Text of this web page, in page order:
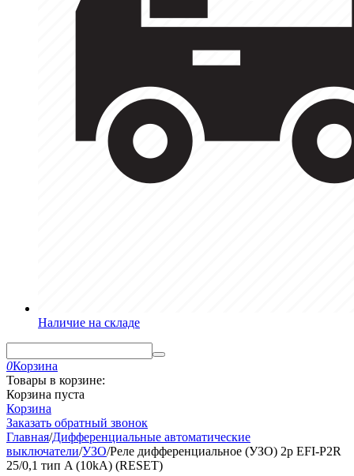
Наличие на складе
0Корзина
Товары в корзине:
Корзина пуста
Корзина
Заказать обратный звонок
Главная/Дифференциальные автоматические
выключатели/УЗО/Реле дифференциальное (УЗО) 2р EFI-P2R
25/0,1 тип A (10kA) (RESET)